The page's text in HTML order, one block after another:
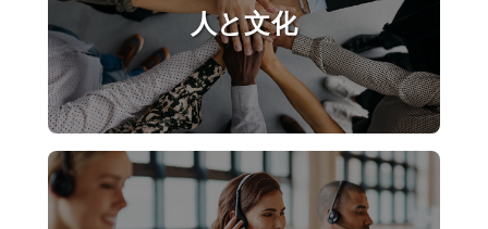
人と文化